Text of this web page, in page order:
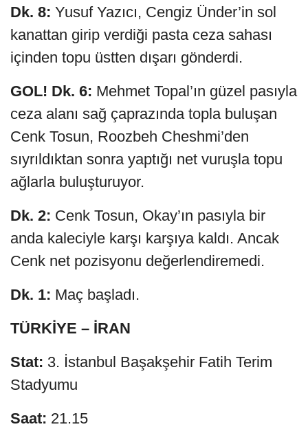
Dk. 8: Yusuf Yazıcı, Cengiz Ünder’in sol
kanattan girip verdiği pasta ceza sahası
içinden topu üstten dışarı gönderdi.
GOL! Dk. 6: Mehmet Topal’ın güzel pasıyla
ceza alanı sağ çaprazında topla buluşan
Cenk Tosun, Roozbeh Cheshmi’den
sıyrıldıktan sonra yaptığı net vuruşla topu
ağlarla buluşturuyor.
Dk. 2: Cenk Tosun, Okay’ın pasıyla bir
anda kaleciyle karşı karşıya kaldı. Ancak
Cenk net pozisyonu değerlendiremedi.
Dk. 1: Maç başladı.
TÜRKİYE – İRAN
Stat: 3. İstanbul Başakşehir Fatih Terim
Stadyumu
Saat: 21.15